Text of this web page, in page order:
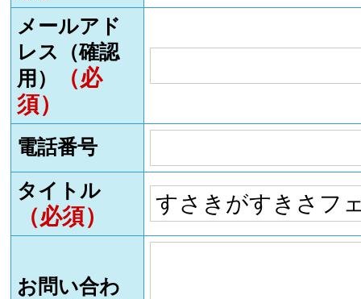
メールアド
レス（確認
用）
（必
須）
電話番号
タイトル
（必須）
お問い合わ